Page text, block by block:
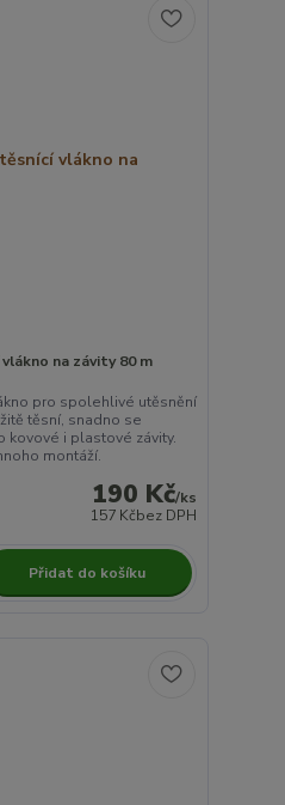
na závity 80 m
pro spolehlivé utěsnění
těsní, snadno se
kovové i plastové závity.
montáží.
190 Kč/ks
157 Kčbez DPH
Přidat do košíku